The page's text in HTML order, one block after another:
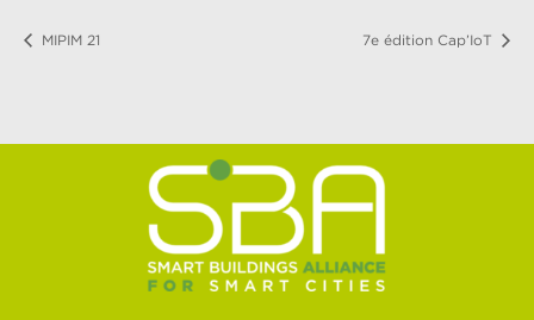
MIPIM 21 7e édition Cap’IoT